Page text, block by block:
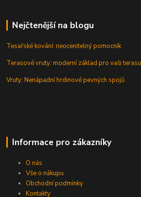
Nejčtenější na blogu
Tesařské kování: neocenitelný pomocník
Terasové vruty: moderní základ pro vaši terasu
Vruty: Nenápadní hrdinové pevných spojů
Informace pro zákazníky
O nás
Vše o nákupu
Obchodní podmínky
Kontakty